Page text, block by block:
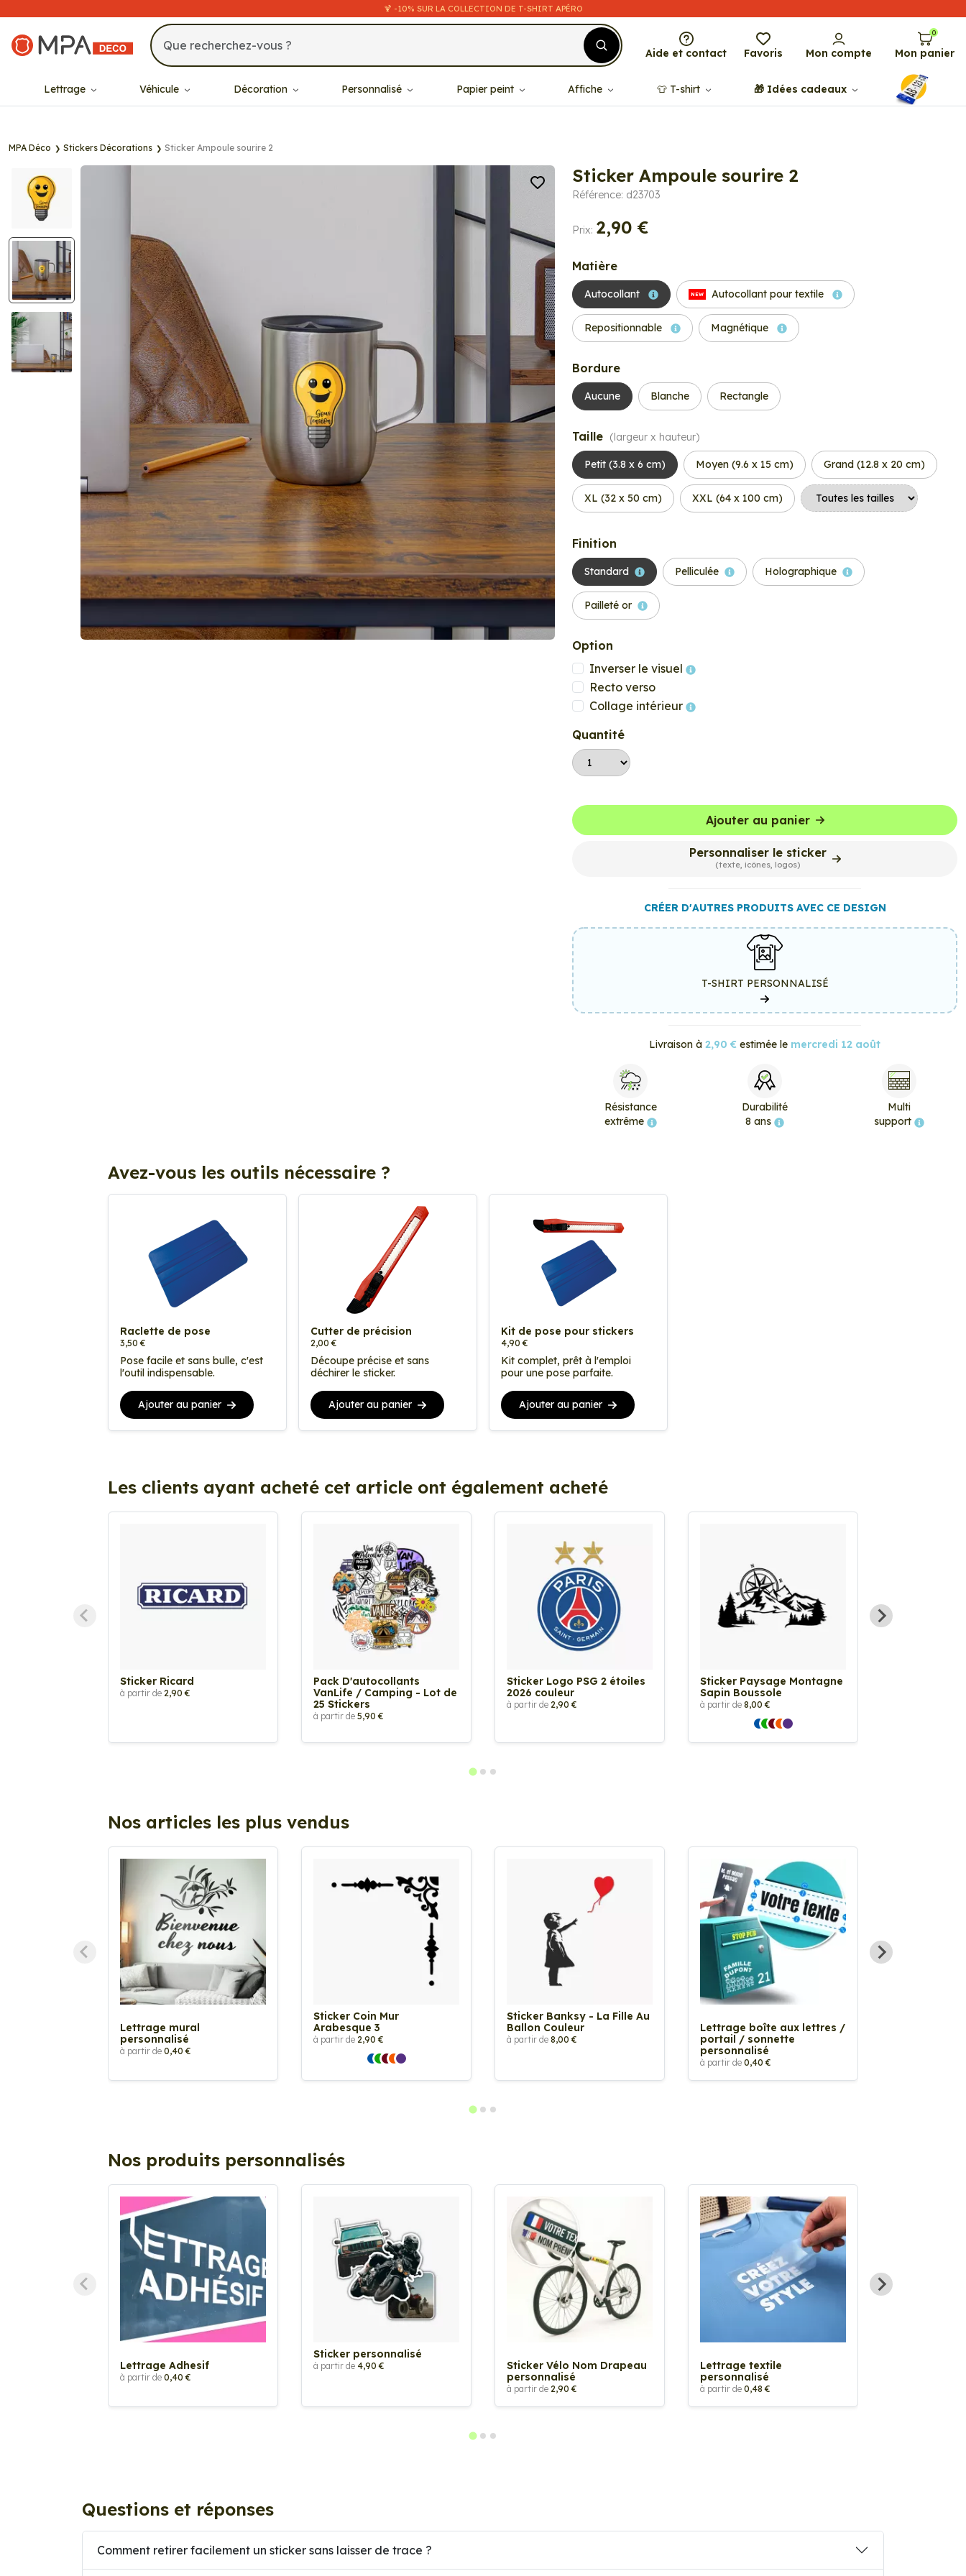
🍹 -10% SUR LA COLLECTION DE T-SHIRT APÉRO
MPA Déco
Aide et contact Favoris Mon compte
0
Mon panier
Lettrage Véhicule Décoration Personnalisé Papier peint Affiche 👕​​ T-shirt 🎁​ Idées cadeaux
MPA Déco Stickers Décorations Sticker Ampoule sourire 2
Sticker Ampoule sourire 2
Référence: d23703
Prix: 2,90 €
Matière
Autocollant NEW Autocollant pour textile
Repositionnable Magnétique
Bordure
Aucune Blanche Rectangle
Taille (largeur x hauteur)
Petit (3.8 x 6 cm) Moyen (9.6 x 15 cm) Grand (12.8 x 20 cm)
XL (32 x 50 cm) XXL (64 x 100 cm)
Finition
Standard Pelliculée Holographique
Pailleté or
Option
Inverser le visuel
Recto verso
Collage intérieur
Quantité
Ajouter au panier
Personnaliser le sticker
(texte, icônes, logos)
CRÉER D'AUTRES PRODUITS AVEC CE DESIGN
T-SHIRT PERSONNALISÉ
Livraison à 2,90 € estimée le mercredi 12 août
Résistance
extrême
Durabilité
8 ans
Multi
support
Avez-vous les outils nécessaire ?
Raclette de pose
3,50 €
Pose facile et sans bulle, c'est
l'outil indispensable.
Ajouter au panier
Cutter de précision
2,00 €
Découpe précise et sans
déchirer le sticker.
Ajouter au panier
Kit de pose pour stickers
4,90 €
Kit complet, prêt à l'emploi
pour une pose parfaite.
Ajouter au panier
Les clients ayant acheté cet article ont également acheté
Sticker Ricard
à partir de 2,90 €
Pack D'autocollants
VanLife / Camping - Lot de
25 Stickers
à partir de 5,90 €
Sticker Logo PSG 2 étoiles
2026 couleur
à partir de 2,90 €
Sticker Paysage Montagne
Sapin Boussole
à partir de 8,00 €
Nos articles les plus vendus
Lettrage mural
personnalisé
à partir de 0,40 €
Sticker Coin Mur
Arabesque 3
à partir de 2,90 €
Sticker Banksy - La Fille Au
Ballon Couleur
à partir de 8,00 €
Lettrage boîte aux lettres /
portail / sonnette
personnalisé
à partir de 0,40 €
Nos produits personnalisés
Lettrage Adhesif
à partir de 0,40 €
Sticker personnalisé
à partir de 4,90 €
Sticker Vélo Nom Drapeau
personnalisé
à partir de 2,90 €
Lettrage textile
personnalisé
à partir de 0,48 €
Questions et réponses
Comment retirer facilement un sticker sans laisser de trace ?